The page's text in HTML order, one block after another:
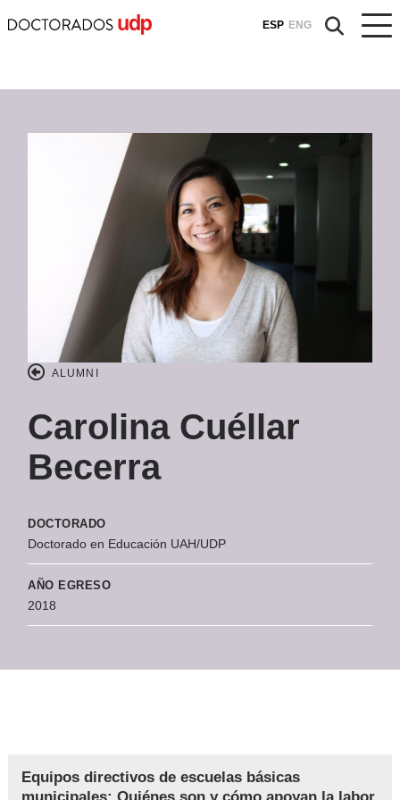
ESP ENG
ALUMNI
Carolina Cuéllar
Becerra
DOCTORADO
Doctorado en Educación UAH/UDP
AÑO EGRESO
2018
Equipos directivos de escuelas básicas